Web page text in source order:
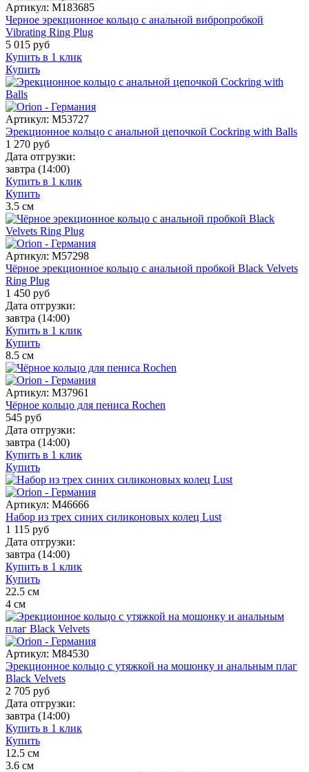
Артикул: M183685
Черное эрекционное кольцо с анальной вибропробкой
Vibrating Ring Plug
5 015 руб
Купить в 1 клик
Купить
Артикул: M53727
Эрекционное кольцо с анальной цепочкой Cockring with Balls
1 270 руб
Дата отгрузки:
завтра (14:00)
Купить в 1 клик
Купить
3.5 см
Артикул: M57298
Чёрное эрекционное кольцо с анальной пробкой Black Velvets
Ring Plug
1 450 руб
Дата отгрузки:
завтра (14:00)
Купить в 1 клик
Купить
8.5 см
Артикул: M37961
Чёрное кольцо для пениса Rochen
545 руб
Дата отгрузки:
завтра (14:00)
Купить в 1 клик
Купить
Артикул: M46666
Набор из трех синих силиконовых колец Lust
1 115 руб
Дата отгрузки:
завтра (14:00)
Купить в 1 клик
Купить
22.5 см
4 см
Артикул: M84530
Эрекционное кольцо с утяжкой на мошонку и анальным плаг
Black Velvets
2 705 руб
Дата отгрузки:
завтра (14:00)
Купить в 1 клик
Купить
12.5 см
3.6 см